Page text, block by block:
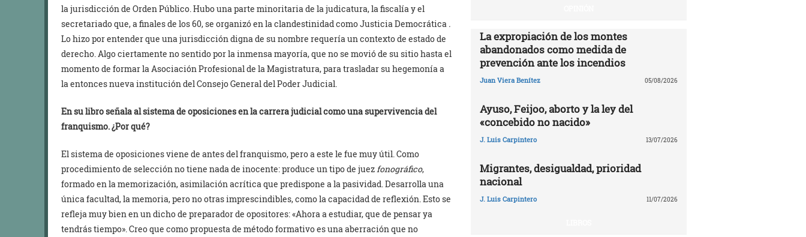
la jurisdicción de Orden Público. Hubo una parte minoritaria de la judicatura, la fiscalía y el
secretariado que, a finales de los 60, se organizó en la clandestinidad como Justicia Democrática .
Lo hizo por entender que una jurisdicción digna de su nombre requería un contexto de estado de
derecho. Algo ciertamente no sentido por la inmensa mayoría, que no se movió de su sitio hasta el
momento de formar la Asociación Profesional de la Magistratura, para trasladar su hegemonía a
la entonces nueva institución del Consejo General del Poder Judicial.
En su libro señala al sistema de oposiciones en la carrera judicial como una supervivencia del
franquismo. ¿Por qué?
El sistema de oposiciones viene de antes del franquismo, pero a este le fue muy útil. Como
procedimiento de selección no tiene nada de inocente: produce un tipo de juez fonográfico,
formado en la memorización, asimilación acrítica que predispone a la pasividad. Desarrolla una
única facultad, la memoria, pero no otras imprescindibles, como la capacidad de reflexión. Esto se
refleja muy bien en un dicho de preparador de opositores: «Ahora a estudiar, que de pensar ya
tendrás tiempo». Creo que como propuesta de método formativo es una aberración que no
La expropiación de los montes
abandonados como medida de
prevención ante los incendios
Juan Viera Benítez 05/08/2026
Ayuso, Feijoo, aborto y la ley del
«concebido no nacido»
J. Luis Carpintero 13/07/2026
Migrantes, desigualdad, prioridad
nacional
J. Luis Carpintero 11/07/2026